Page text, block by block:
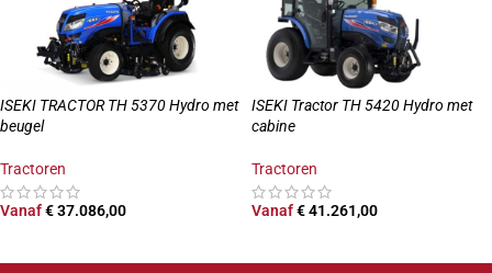
ISEKI TRACTOR TH 5370 Hydro met
beugel
Tractoren
Vanaf€37.086,00
ISEKI Tractor TH 5420 Hydro met
cabine
Tractoren
Vanaf€41.261,00